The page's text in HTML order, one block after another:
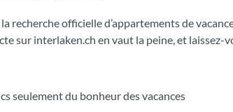
recherche officielle d’appartements de
sur interlaken.ch en vaut la peine, et laissez-
seulement du bonheur des vacances